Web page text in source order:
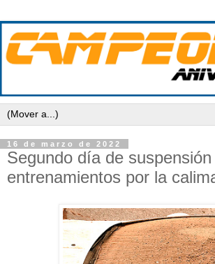
16 de marzo de 2022
Segundo día de
entrenamientos por la